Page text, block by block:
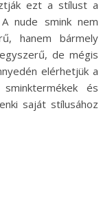
ezt a stílust a
nude smink nem
hanem bármely
de mégis
elérhetjük a
és
saját stílusához